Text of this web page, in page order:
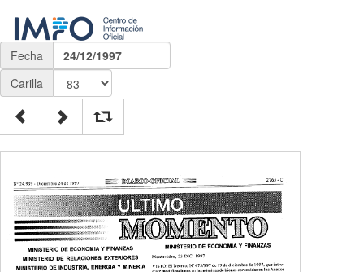
Fecha
24/12/1997
Carilla